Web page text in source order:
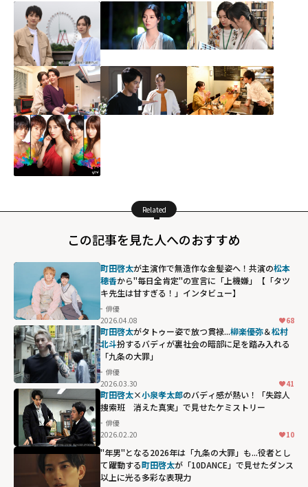
Related
この記事を見た人へのおすすめ
町田啓太が主演作で無造作な金髪姿へ！共演の松本
穂香から"毎日全肯定"の宣言に「上機嫌」【「タツ
キ先生は甘すぎる！」インタビュー】
俳優
2026.04.08
68
町田啓太がタトゥー姿で放つ貫禄...柳楽優弥＆松村
北斗扮するバディが裏社会の暗部に足を踏み入れる
「九条の大罪」
俳優
2026.03.30
41
町田啓太×小泉孝太郎のバディ感が熱い！「失踪人
捜索班 消えた真実」で見せたケミストリー
俳優
2026.02.20
10
"年男"となる2026年は「九条の大罪」も...役者とし
て躍動する町田啓太が「10DANCE」で見せたダンス
以上に光る多彩な表現力